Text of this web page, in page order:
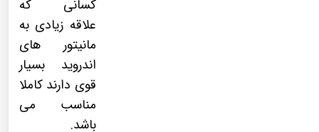
کسانی که
علاقه زیادی به
مانیتور های
اندروید بسیار
قوی دارند کاملا
مناسب می
باشد.